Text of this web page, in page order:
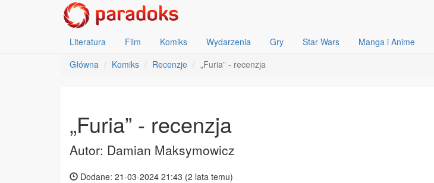
Literatura Film Komiks Wydarzenia Gry Star Wars Manga i Anime
Główna
Komiks Recenzje „Furia” - recenzja
„Furia” - recenzja
Autor: Damian Maksymowicz
Dodane: 21-03-2024 21:43 (2 lata temu)